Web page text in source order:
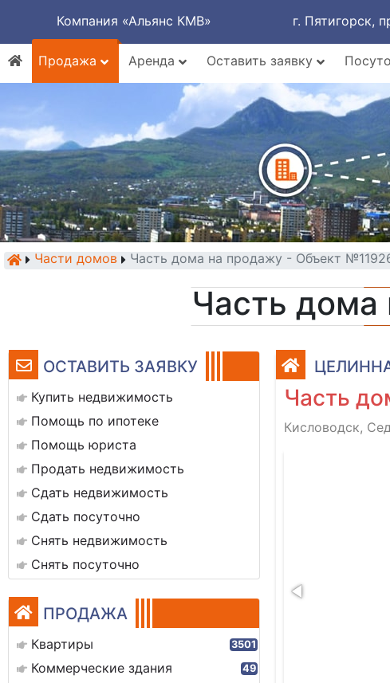
Компания «Альянс КМВ» г. Пятигорск,
Продажа
Аренда Оставить заявку
Части домов Часть дома на продажу - Объект
Часть
ОСТАВИТЬ ЗАЯВКУ
Купить недвижимость
Помощь по ипотеке
Помощь юриста
Продать недвижимость
Сдать недвижимость
Сдать посуточно
Снять недвижимость
Снять посуточно
ПРОДАЖА
Квартиры 3501
Коммерческие здания 49
Часть
Кисловодск,